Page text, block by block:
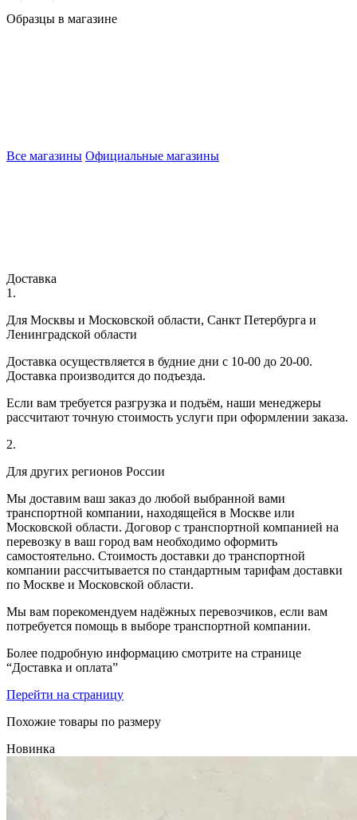
Образцы в магазине
Все магазины Официальные магазины
Доставка
1.
Для Москвы и Московской области, Санкт Петербурга и
Ленинградской области
Доставка осуществляется в будние дни с 10-00 до 20-00.
Доставка производится до подъезда.
Если вам требуется разгрузка и подъём, наши менеджеры
рассчитают точную стоимость услуги при оформлении заказа.
2.
Для других регионов России
Мы доставим ваш заказ до любой выбранной вами
транспортной компании, находящейся в Москве или
Московской области. Договор с транспортной компанией на
перевозку в ваш город вам необходимо оформить
самостоятельно. Стоимость доставки до транспортной
компании рассчитывается по стандартным тарифам доставки
по Москве и Московской области.
Мы вам порекомендуем надёжных перевозчиков, если вам
потребуется помощь в выборе транспортной компании.
Более подробную информацию смотрите на странице
“Доставка и оплата”
Перейти на страницу
Похожие товары по размеру
Новинка